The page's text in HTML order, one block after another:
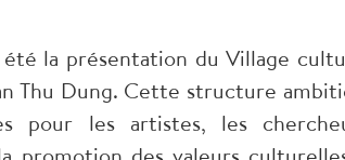
la présentation du Village
Thu Dung. Cette structure
pour les artistes, les